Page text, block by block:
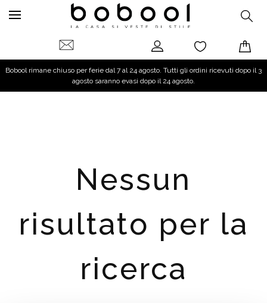
Bobool rimane chiuso per ferie dal 7 al 24 agosto. Tutti gli ordini ricevuti dopo il 3
agosto saranno evasi dopo il 24 agosto.
Nessun
risultato per la
ricerca